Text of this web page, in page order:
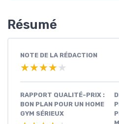
Résumé
NOTE DE LA RÉDACTION
★★★★★
★★★★★
RAPPORT QUALITÉ-PRIX :
BON PLAN POUR UN HOME
GYM SÉRIEUX